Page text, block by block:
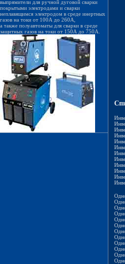
выпрямители для ручной дуговой сварки
покрытыми электродами и сварки
неплавящимся электродом в среде инертных
газов на токи от 100А до 260А,
а также полуавтоматы для сварки в среде
защитных газов на токи от 150А до 750А.